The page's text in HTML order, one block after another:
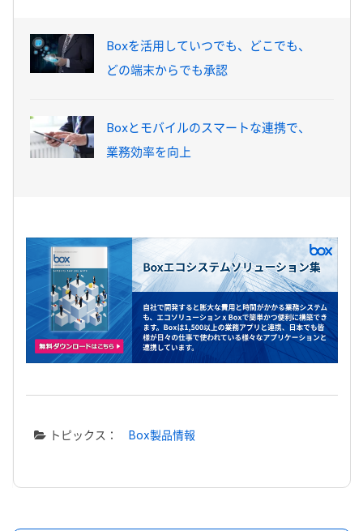
Boxを活用していつでも、どこでも、
どの端末からでも承認
Boxとモバイルのスマートな連携で、
業務効率を向上
トピックス： Box製品情報